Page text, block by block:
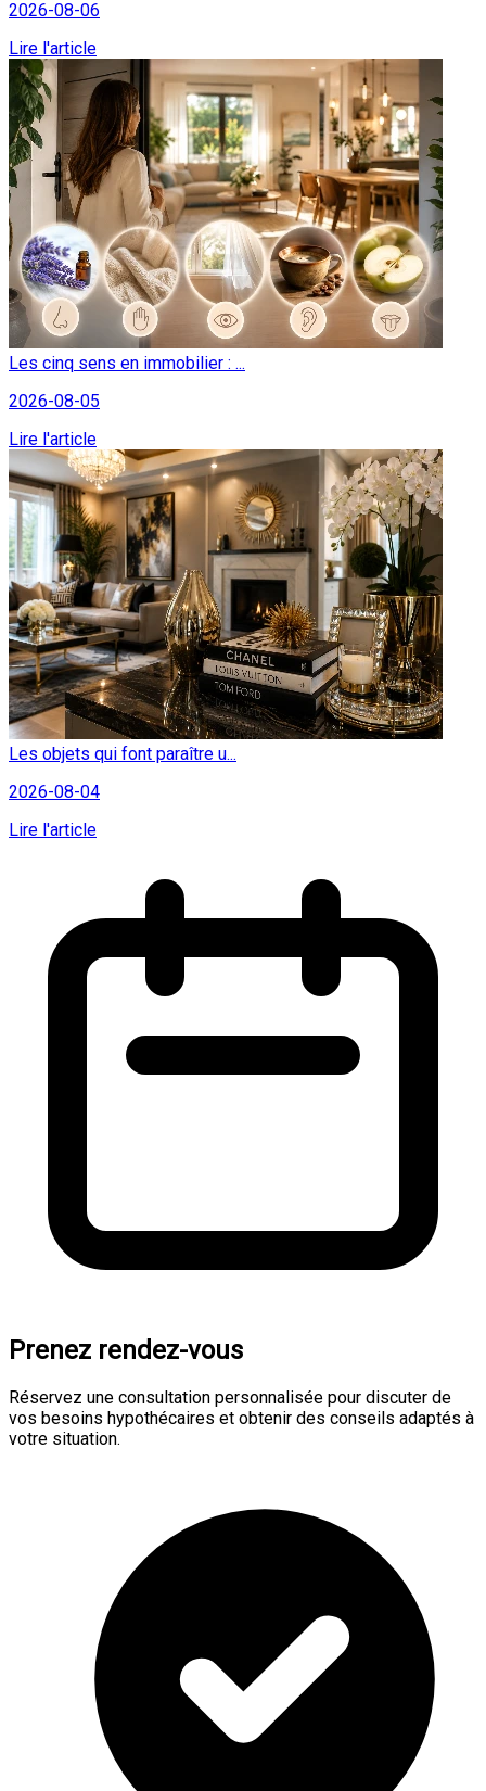
2026-08-06
Lire l'article
Les cinq sens en immobilier : ...
2026-08-05
Lire l'article
Les objets qui font paraître u...
2026-08-04
Lire l'article
Prenez rendez-vous
Réservez une consultation personnalisée pour discuter de
vos besoins hypothécaires et obtenir des conseils adaptés à
votre situation.